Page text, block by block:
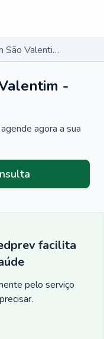
Psiquiatra em São Valentim - RS
-
agora a sua
facilita
pelo serviço